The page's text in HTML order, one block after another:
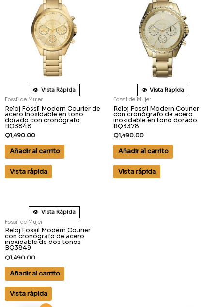
Vista Rápida
Fossil de Mujer
Reloj Fossil Modern Courier de
acero inoxidable en tono
dorado con cronógrafo
BQ3848
Q1,490.00
Añadir al carrito
Vista rápida
Vista Rápida
Fossil de Mujer
Reloj Fossil Modern Courier
con cronógrafo de acero
inoxidable en tono dorado
BQ3378
Q1,490.00
Añadir al carrito
Vista rápida
Vista Rápida
Fossil de Mujer
Reloj Fossil Modern Courier
con cronógrafo de acero
inoxidable de dos tonos
BQ3849
Q1,490.00
Añadir al carrito
Vista rápida